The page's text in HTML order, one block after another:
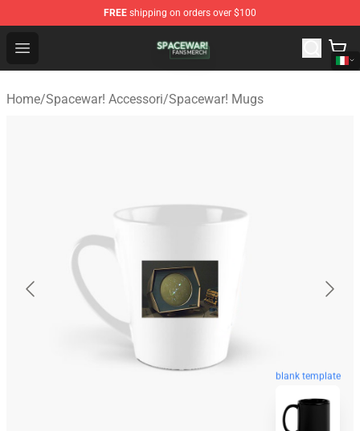
FREE shipping on orders over $100
Open menu
Spacewar! Shop - Official Spacewar! Merchandise Store
Home/Spacewar! Accessori/Spacewar! Mugs
blank template